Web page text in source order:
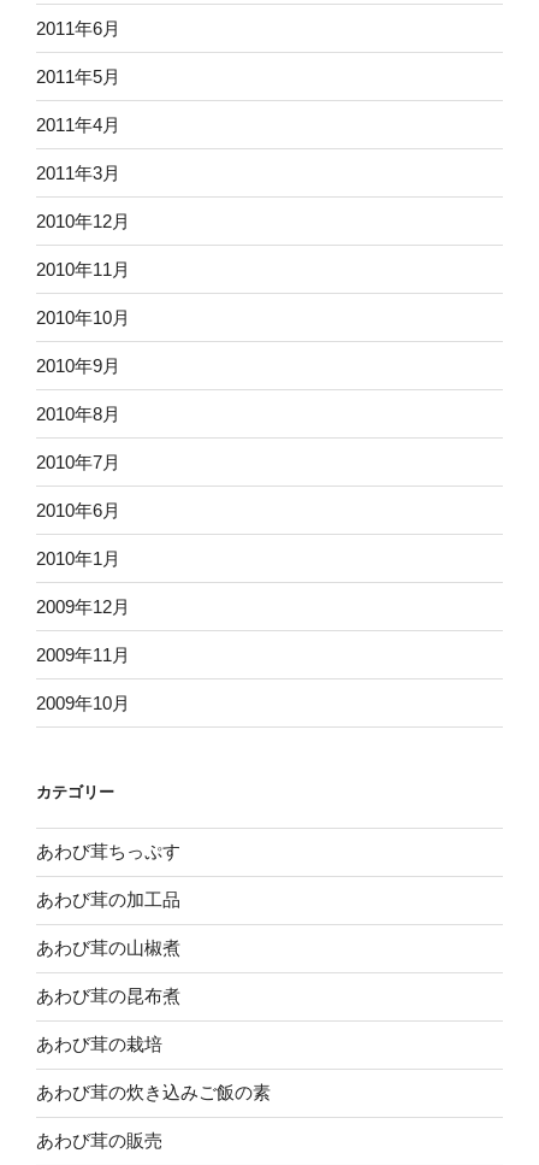
2011年6月
2011年5月
2011年4月
2011年3月
2010年12月
2010年11月
2010年10月
2010年9月
2010年8月
2010年7月
2010年6月
2010年1月
2009年12月
2009年11月
2009年10月
カテゴリー
あわび茸ちっぷす
あわび茸の加工品
あわび茸の山椒煮
あわび茸の昆布煮
あわび茸の栽培
あわび茸の炊き込みご飯の素
あわび茸の販売